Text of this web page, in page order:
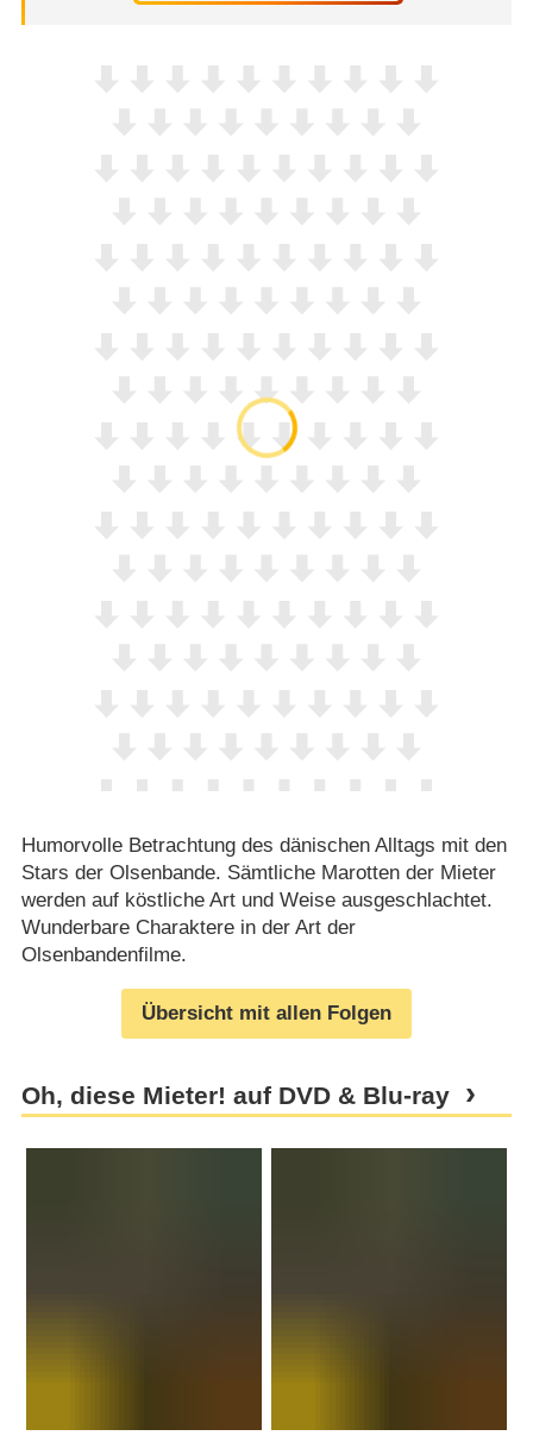
Humorvolle Betrachtung des dänischen Alltags mit den
Stars der Olsenbande. Sämtliche Marotten der Mieter
werden auf köstliche Art und Weise ausgeschlachtet.
Wunderbare Charaktere in der Art der
Olsenbandenfilme.
Übersicht mit allen Folgen
Oh, diese Mieter! auf DVD & Blu-ray